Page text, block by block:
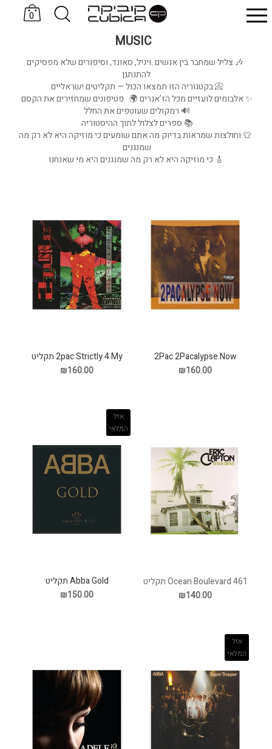
0
MUSIC
🎶 צליל שמחבר בין אנשים .ויניל, סאונד, וסיפורים שלא מפסיקים
להתנתגן
📀 בקטגוריה הזו תמצאו הכול — תקליטים ישראליים
✨ אלבומים לועזיים מכל הז’אנרים 🌍 פטיפונים שמחזירים את הקסם
🔊 רמקולים שעוטפים את החלל
📚 ספרים לצלול לתוך ההיסטוריה
👕 וחולצות שמראות בדיוק מה אתם שומעים כי מוזיקה היא לא רק מה
שמנגנים
🎸 כי מוזיקה היא לא רק מה שמנגנים היא מי שאנחנו
2Pac 2Pacalypse Now
תקליט
₪160.00
2pac Strictly 4 My תקליט
₪160.00
461 Ocean Boulevard תקליט
₪140.00
אזל
המלאי
Abba Gold תקליט
₪150.00
אזל
המלאי